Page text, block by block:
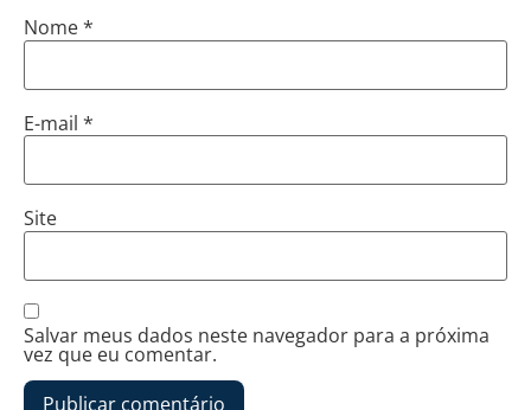
Nome*
E-mail *
Site
Salvar meus dados neste navegador para a próxima
vez que eu comentar.